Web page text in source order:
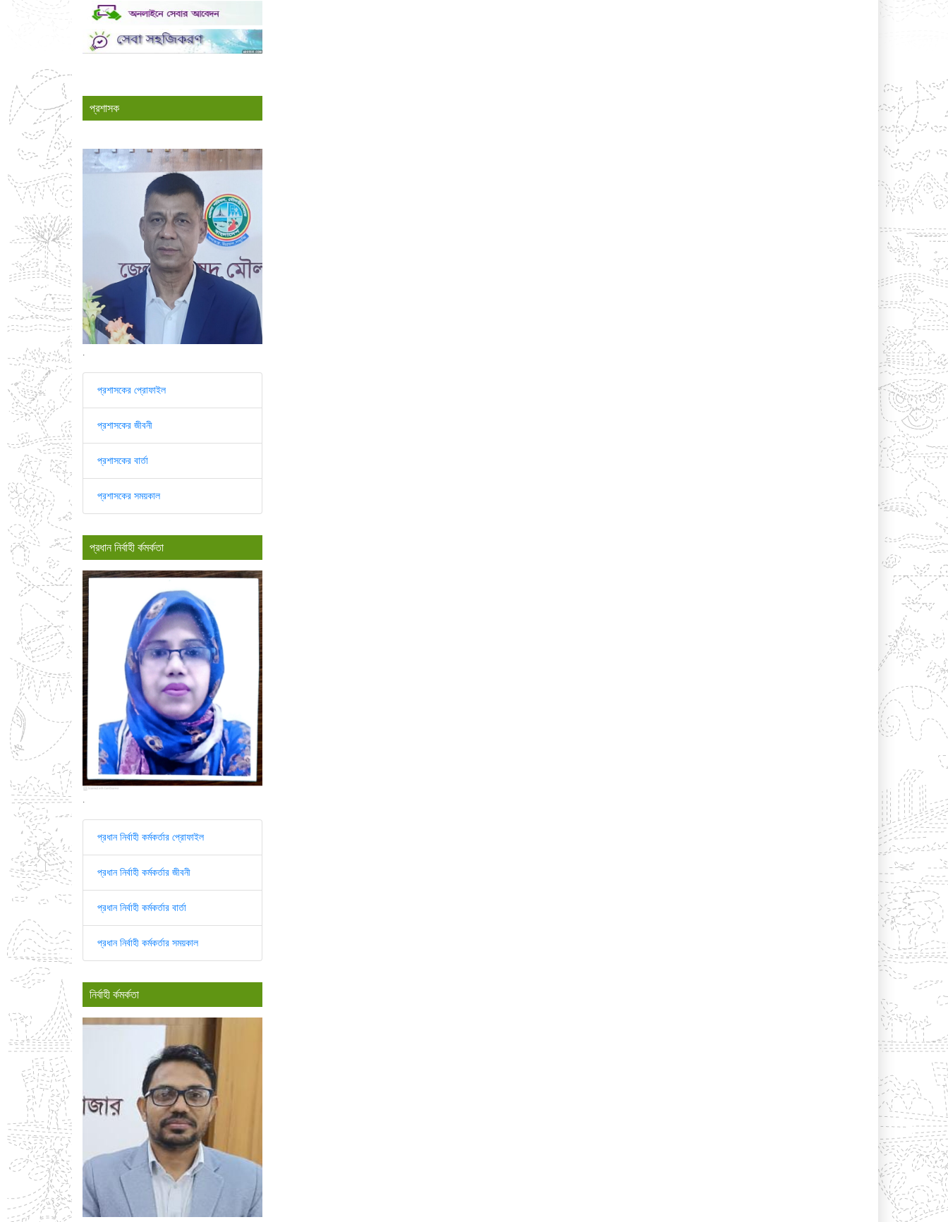
প্রশাসক
.
প্রশাসকের প্রোফাইল
প্রশাসকের জীবনী
প্রশাসকের বার্তা
প্রশাসকের সময়কাল
প্রধান নির্বাহী র্কমর্কতা
.
প্রধান নির্বাহী কর্মকর্তার প্রোফাইল
প্রধান নির্বাহী কর্মকর্তার জীবনী
প্রধান নির্বাহী কর্মকর্তার বার্তা
প্রধান নির্বাহী কর্মকর্তার সময়কাল
নির্বাহী র্কমর্কতা